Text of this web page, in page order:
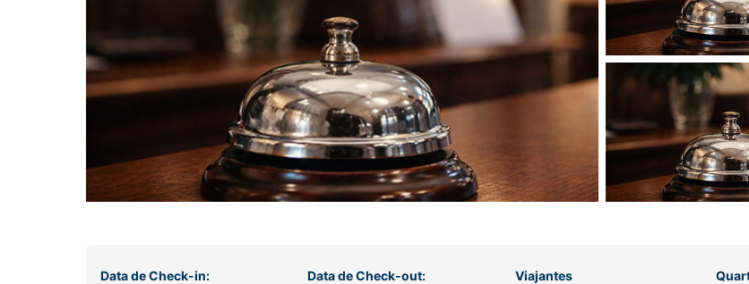
Data de Check-in: Data de Check-out: Viajantes